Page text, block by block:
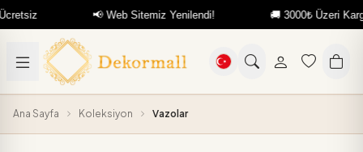
📢 Web Sitemiz Yenilendi! 🚚 3000₺ Üzeri
Ana Sayfa Koleksiyon Vazolar